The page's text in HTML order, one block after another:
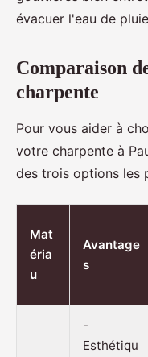
évacuer l'eau de
Comparaison
charpente
Pour vous aider à
votre charpente à
des trois options les
Mat
éria
u
Avantage
s
-
Esthétiqu